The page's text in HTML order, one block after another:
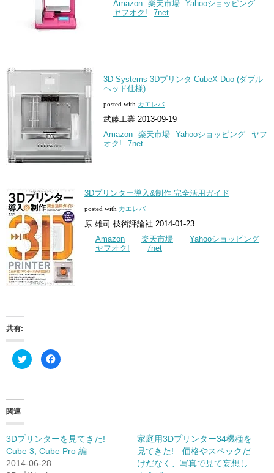
Amazon 楽天市場 Yahooショッピング
ヤフオク!
7net
3D Systems 3Dプリンタ CubeX Duo (ダブル
ヘッド仕様)
posted with カエレバ
武藤工業 2013-09-19
Amazon 楽天市場 Yahooショッピング
ヤフ
オク!
7net
3Dプリンター導入&制作 完全活用ガイド
posted with カエレバ
原 雄司 技術評論社 2014-01-23
Amazon
楽天市場
Yahooショッピング
ヤフオク!
7net
共有:
ク
リ
し
い
ウ
ィ
ン
Facebook
で
ク
し
て
関連
3Dプリンターを見てきた!
Cube 3, Cube Pro 編
2014-06-28
家庭用3Dプリンター34機種を
見てきた! 価格やスペックだ
けだなく、写真で見て妄想し